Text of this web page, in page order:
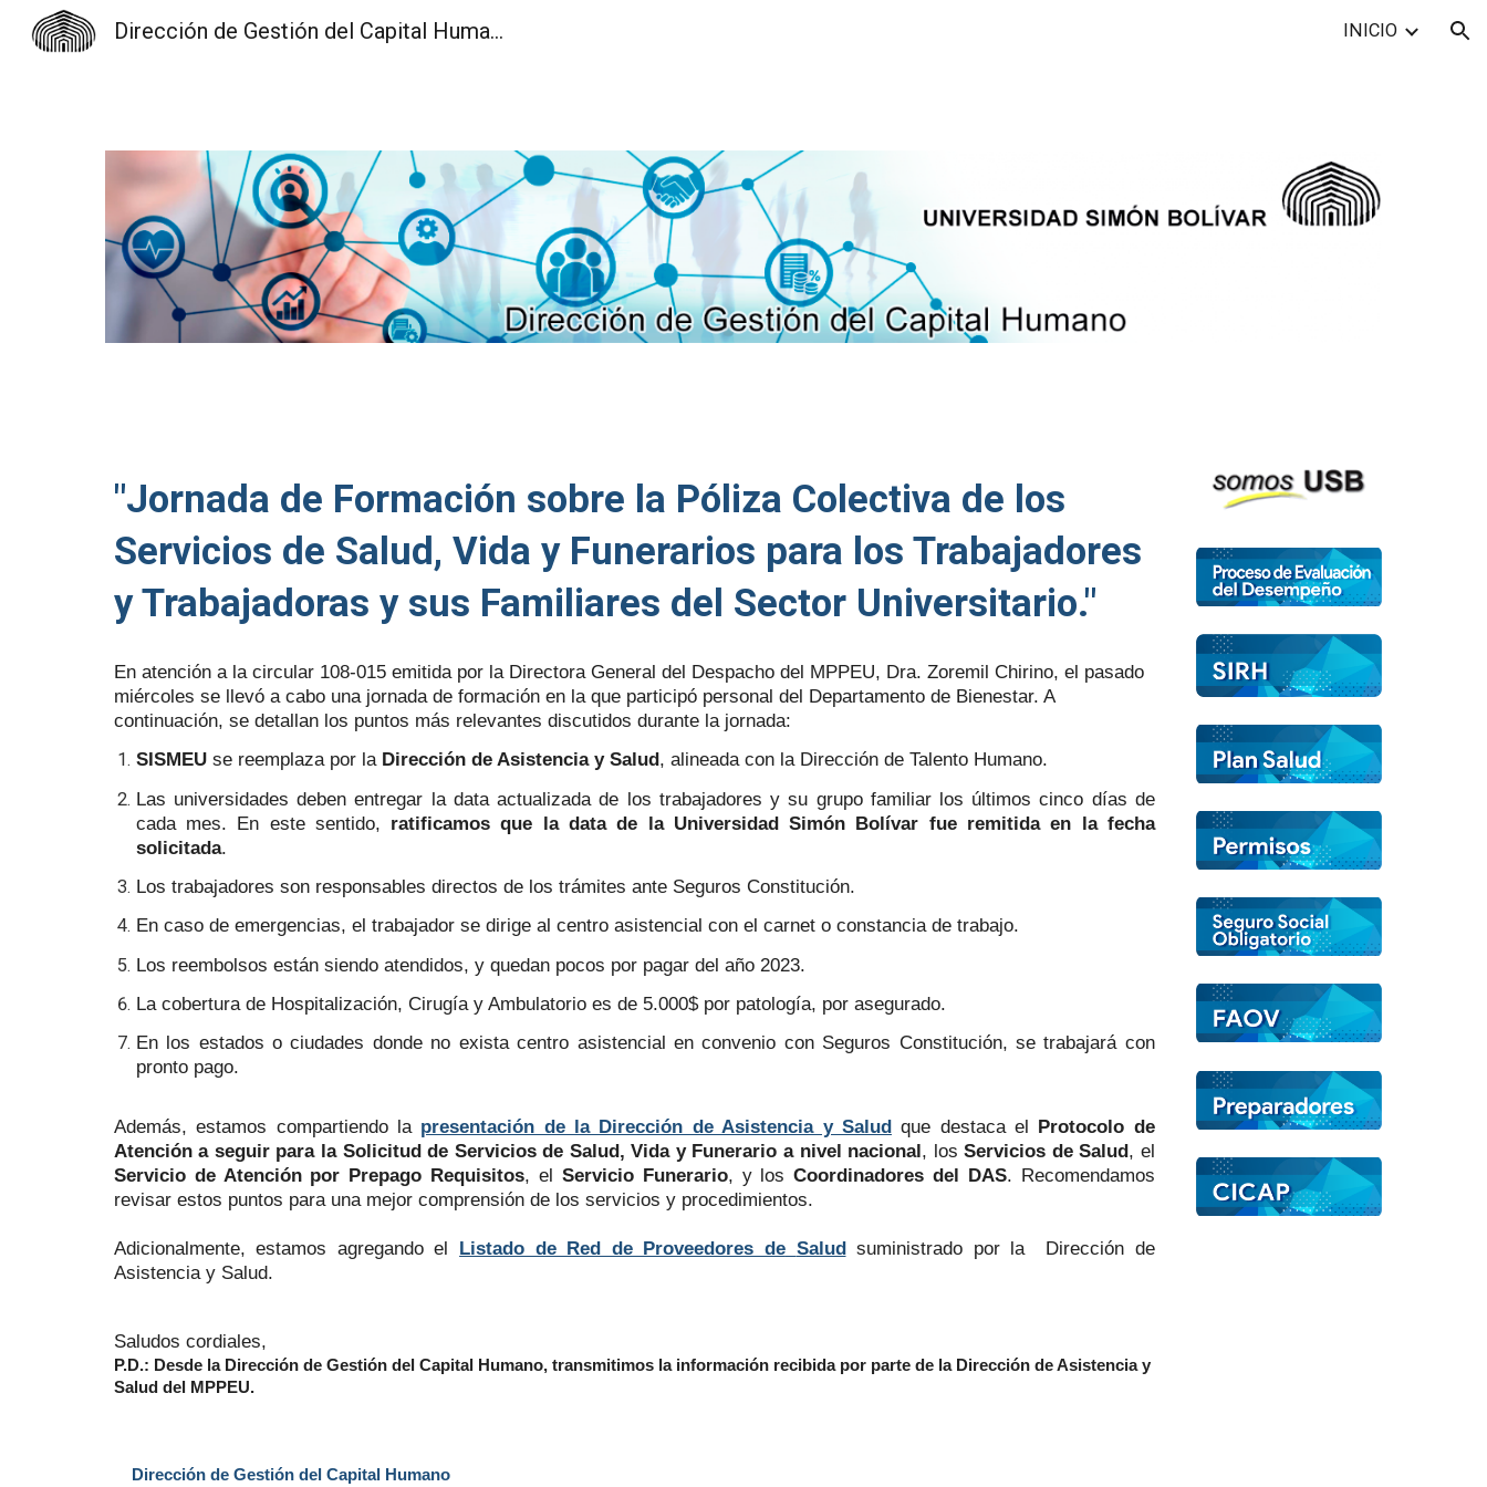
Skip to main content
Dirección de Gestión del Capital Humano INICIO
"Jornada de Formación sobre la Póliza Colectiva de los
Servicios de Salud, Vida y Funerarios para los Trabajadores
y Trabajadoras y sus Familiares del Sector Universitario."
En atención a la circular 108-015 emitida por la Directora General del Despacho del MPPEU, Dra. Zoremil Chirino, el pasado
miércoles se llevó a cabo una jornada de formación en la que participó personal del Departamento de Bienestar. A
continuación, se detallan los puntos más relevantes discutidos durante la jornada:
SISMEUse reemplaza por la Dirección de Asistencia y Salud , alineada con la Dirección de Talento Humano.
Las universidades deben entregar la data actualizada de los trabajadores y su grupo familiar los últimos cinco días de
cada mes. En este sentido, ratificamos que la data de la Universidad Simón Bolívar fue remitida en la fecha
solicitada.
Los trabajadores son responsables directos de los trámites ante Seguros Constitución.
En caso de emergencias, el trabajador se dirige al centro asistencial con el carnet o constancia de trabajo.
Los reembolsos están siendo atendidos, y quedan pocos por pagar del año 2023.
La cobertura de Hospitalización, Cirugía y Ambulatorio es de 5.000$ por patología, por asegurado.
En los estados o ciudades donde no exista centro asistencial en convenio con Seguros Constitución, se trabajará con
pronto pago.
Además, estamos compartiendo la presentación de la Dirección de Asistencia y Saludque destaca el Protocolo de
Atención a seguir para la Solicitud de Servicios de Salud, Vida y Funerario a nivel nacional, losServicios de Salud, el
Servicio de Atención por Prepago Requisitos, el Servicio Funerario, y losCoordinadores del DAS. Recomendamos
revisar estos puntos para una mejor comprensión de los servicios y procedimientos.
Adicionalmente, estamos agregando el Listado de Red de Proveedores de Salud suministrado por la Dirección de
Asistencia y Salud.
Saludos cordiales,
P.D.: Desde la Dirección de Gestión del Capital Humano, transmitimos la información recibida por parte de la Dirección de Asistencia y
Salud del MPPEU.
Dirección de Gestión del Capital Humano